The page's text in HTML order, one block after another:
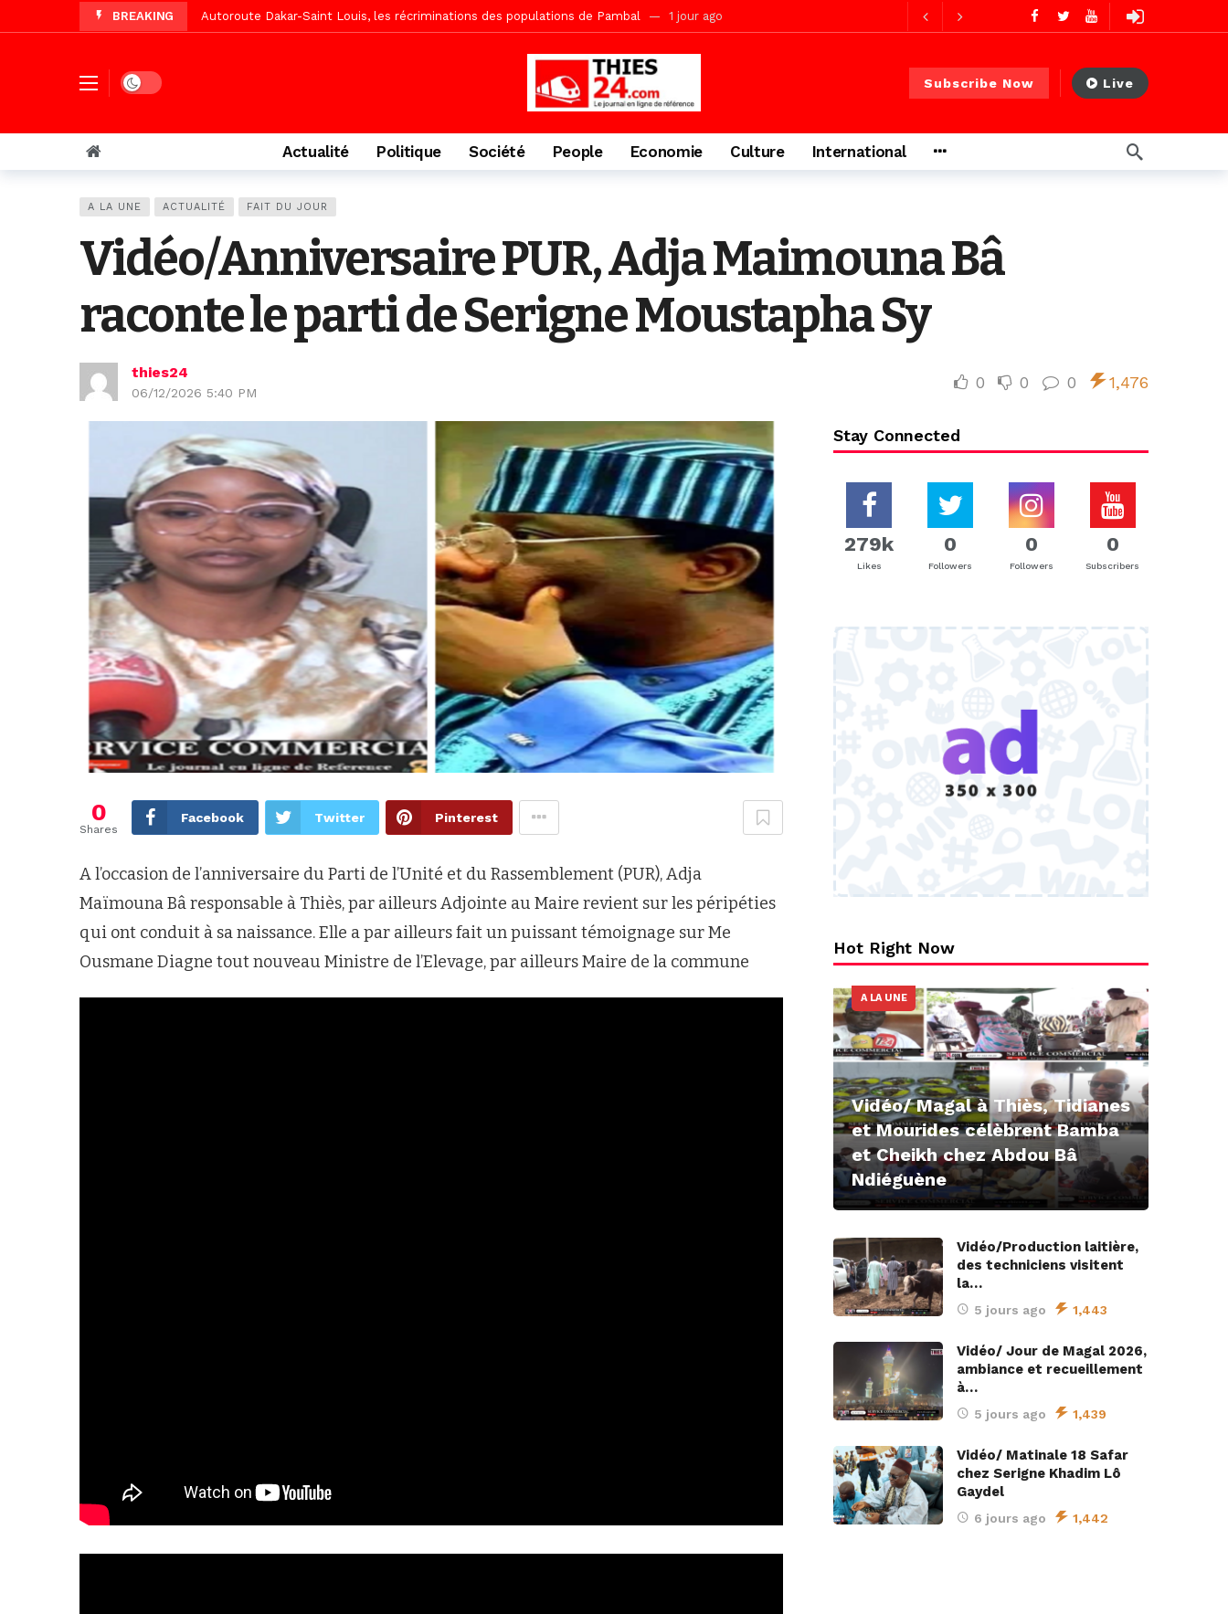
BREAKING Vidéo/Une première, lancement de vacances agricoles au Lycée Malick Sy de Thiès 1 jour ago
Affaire Pape Cheikh Diallo : La liste des bénéficiaires de non-lieu et des prévenus renvoyés en procès
Vidéo/ Magal 2026, le train a transporté 9.651 passagers, l’équivalent de 600 minibus
Vidéo/ L’arrivée spectaculaire à la gare de Thiès, du dernier train en provenance de Touba 2 jours ago
Vidéo/ Grand Thiès en deuil, Cheikh Ndiaye l’initiateur du kurel 18 Safar a péri dans un accident
Dark mode Subscribe Now Live
Actualité Politique Société People Economie Culture International
A LA UNE ACTUALITÉ FAIT DU JOUR
Vidéo/Anniversaire PUR, Adja Maimouna Bâ
raconte le parti de Serigne Moustapha Sy
thies24
06/12/2026 5:40 PM
0 0 0 1,476
0
Shares
Facebook Twitter Pinterest
A l’occasion de l’anniversaire du Parti de l’Unité et du Rassemblement (PUR), Adja
Maïmouna Bâ responsable à Thiès, par ailleurs Adjointe au Maire revient sur les péripéties
qui ont conduit à sa naissance. Elle a par ailleurs fait un puissant témoignage sur Me
Ousmane Diagne tout nouveau Ministre de l’Elevage, par ailleurs Maire de la commune
Stay Connected
279k
Likes
0
Followers
0
Followers
0
Subscribers
Hot Right Now
A LA UNE
Vidéo/ Magal à Thiès, Tidianes
et Mourides célèbrent Bamba
et Cheikh chez Abdou Bâ
Ndiéguène
Vidéo/Production laitière,
des techniciens visitent
la…
5 jours ago 1,443
Vidéo/ Jour de Magal 2026,
ambiance et recueillement
à…
5 jours ago 1,439
Vidéo/ Matinale 18 Safar
chez Serigne Khadim Lô
Gaydel
6 jours ago 1,442